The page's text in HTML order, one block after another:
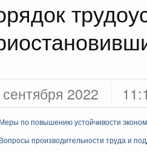
2022
Меры по повышению устойчивости
Вопросы производительности труда и
Демография
Здоровье
Культура
программы